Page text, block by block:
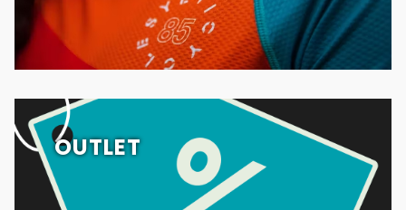
OUTLET